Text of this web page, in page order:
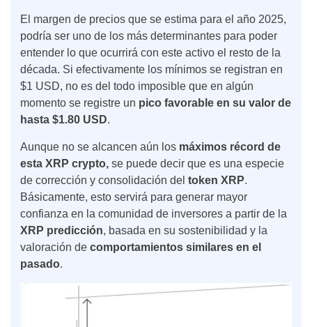
El margen de precios que se estima para el año 2025,
podría ser uno de los más determinantes para poder
entender lo que ocurrirá con este activo el resto de la
década. Si efectivamente los mínimos se registran en
$1 USD, no es del todo imposible que en algún
momento se registre un pico favorable en su valor de
hasta $1.80 USD.
Aunque no se alcancen aún los máximos récord de
esta XRP crypto, se puede decir que es una especie
de corrección y consolidación del token XRP.
Básicamente, esto servirá para generar mayor
confianza en la comunidad de inversores a partir de la
XRP predicción, basada en su sostenibilidad y la
valoración de comportamientos similares en el
pasado.